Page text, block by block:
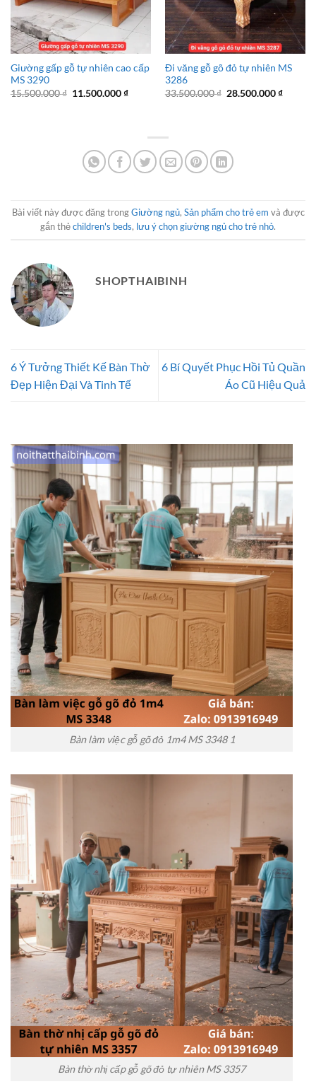
Giường gấp gỗ tự nhiên cao cấp
MS 3290
15.500.000₫ Giá
11.500.000₫Giá
Đi văng gỗ gõ đỏ tự nhiên MS
3286
33.500.000₫ Giá
28.500.000₫Giá
Bài viết này được đăng trongGiường ngủ, Sản phẩm cho trẻ em và được
gắn thẻchildren's beds, lưu ý chọn giường ngủ cho trẻ nhỏ.
SHOPTHAIBINH
6 Ý Tưởng Thiết Kế Bàn Thờ
Đẹp Hiện Đại Và Tinh Tế
6 Bí Quyết Phục Hồi Tủ Quần
Áo Cũ Hiệu Quả
Bàn làm việc gỗ gõ đỏ 1m4 MS 3348 1
Bàn thờ nhị cấp gỗ gõ đỏ tự nhiên MS 3357